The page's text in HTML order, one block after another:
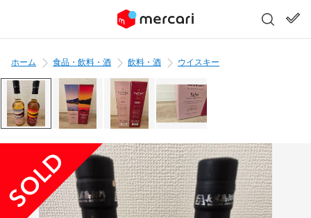
ホーム 食品・飲料・酒 飲料・酒 ウイスキー